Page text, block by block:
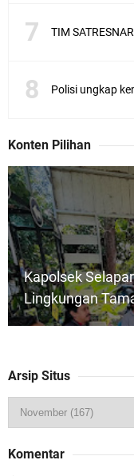
Polisi ungkap
Konten Pilihan
Kapolsek
Lingkungan
Gelar Apel
Arsip Situs
Komentar